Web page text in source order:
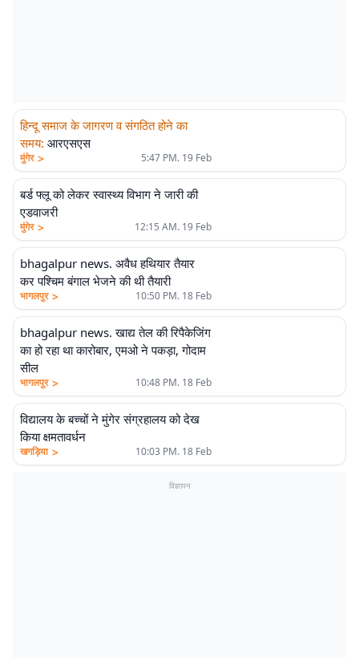
हिन्दू समाज के जागरण व संगठित होने का
समय: आरएसएस
मुंगेर > 5:47 PM. 19 Feb
बर्ड फ्लू को लेकर स्वास्थ्य विभाग ने जारी की
एडवाजरी
मुंगेर > 12:15 AM. 19 Feb
bhagalpur news. अवैध हथियार तैयार
कर पश्चिम बंगाल भेजने की थी तैयारी
भागलपुर > 10:50 PM. 18 Feb
bhagalpur news. खाद्य तेल की रिपैकेजिंग
का हो रहा था कारोबार, एमओ ने पकड़ा, गोदाम
सील
भागलपुर > 10:48 PM. 18 Feb
विद्यालय के बच्चों ने मुंगेर संग्रहालय को देख
किया क्षमतावर्धन
खगड़िया > 10:03 PM. 18 Feb
विज्ञापन